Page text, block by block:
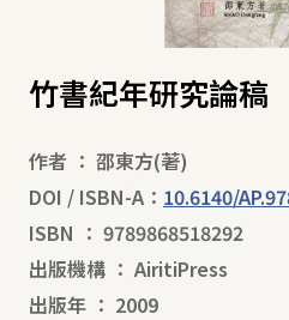
竹書紀年研究論稿
作者 ： 邵東方(著)
DOI / ISBN-A： 10.6140/
ISBN ： 9789868518292
出版機構 ： AiritiPress
出版年 ： 2009